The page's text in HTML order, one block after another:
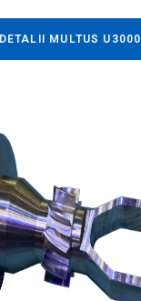
DETALII MULTUS U3000